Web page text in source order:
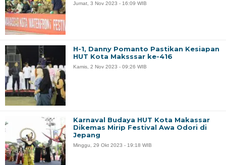
Jumat, 3 Nov 2023 - 16:09 WIB
H-1, Danny Pomanto Pastikan Kesiapan
HUT Kota Maksssar ke-416
Kamis, 2 Nov 2023 - 09:26 WIB
Karnaval Budaya HUT Kota Makassar
Dikemas Mirip Festival Awa Odori di
Jepang
Minggu, 29 Okt 2023 - 19:18 WIB